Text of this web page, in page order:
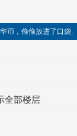
币，偷偷放进了口袋.
全部楼层